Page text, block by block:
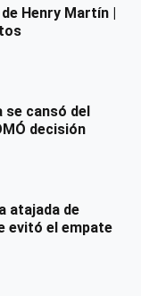
Henry Martín |
se cansó del
decisión
atajada de
evitó el empate